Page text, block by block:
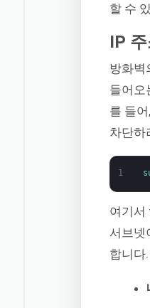
할 수
IP
방화벽
들어오
를 들
차단하
1
여기서
서브넷
합니다